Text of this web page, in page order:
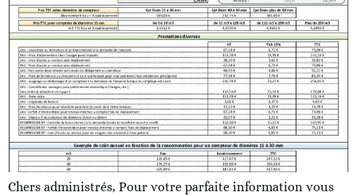
Chers administrés, Pour votre parfaite information vous